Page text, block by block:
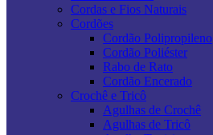
Cordas e Fios Naturais
Cordões
Cordão Polipropileno
Cordão Poliéster
Rabo de Rato
Cordão Encerado
Crochê e Tricô
Agulhas de Crochê
Agulhas de Tricô